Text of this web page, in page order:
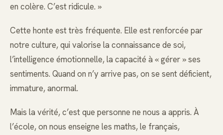
en colère. C’est ridicule. »
Cette honte est très fréquente. Elle est renforcée par
notre culture, qui valorise la connaissance de soi,
l’intelligence émotionnelle, la capacité à « gérer » ses
sentiments. Quand on n’y arrive pas, on se sent déficient,
immature, anormal.
Mais la vérité, c’est que personne ne nous a appris. À
l’école, on nous enseigne les maths, le français,